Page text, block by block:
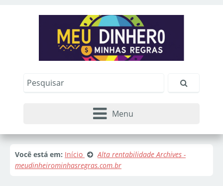
Menu
Você está em: Início
Alta rentabilidade Archives -
meudinheirominhasregras.com.br